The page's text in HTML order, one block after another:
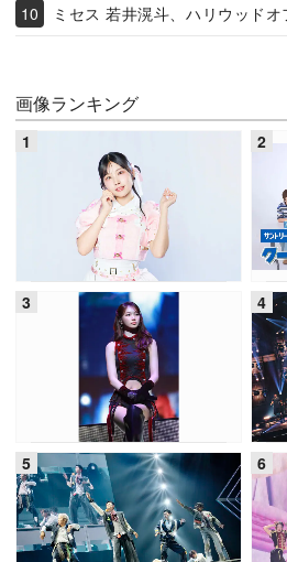
ミセス 若井滉斗、ハリウッドオ
画像ランキング